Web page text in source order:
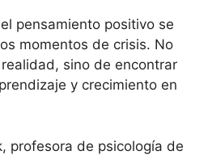
pensamiento positivo se
momentos de crisis. No
sino de encontrar
y crecimiento en
profesora de psicología de